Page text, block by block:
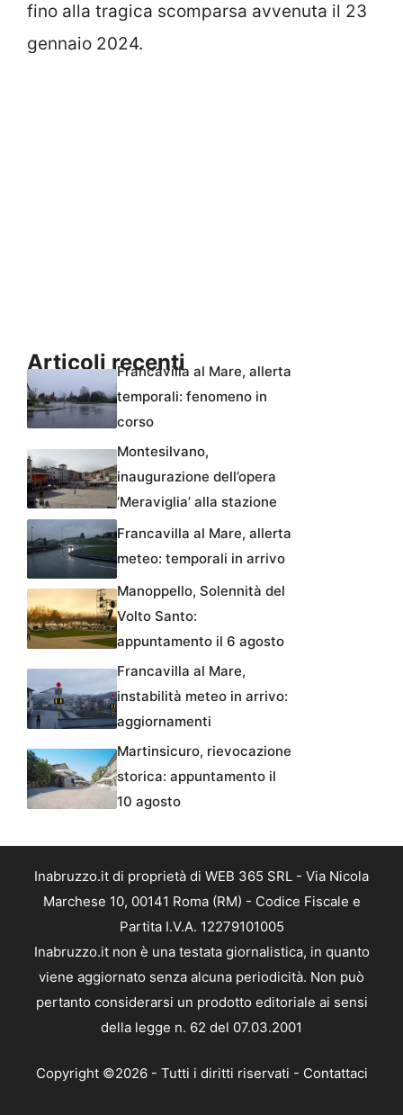
fino alla tragica scomparsa avvenuta il 23
gennaio 2024.
Articoli recentiFrancavilla al Mare, allerta
temporali: fenomeno in
corso
Montesilvano,
inaugurazione dell’opera
‘Meraviglia’ alla stazione
Francavilla al Mare, allerta
meteo: temporali in arrivo
Manoppello, Solennità del
Volto Santo:
appuntamento il 6 agosto
Francavilla al Mare,
instabilità meteo in arrivo:
aggiornamenti
Martinsicuro, rievocazione
storica: appuntamento il
10 agosto
Inabruzzo.it di proprietà di WEB 365 SRL - Via Nicola
Marchese 10, 00141 Roma (RM) - Codice Fiscale e
Partita I.V.A. 12279101005
Inabruzzo.it non è una testata giornalistica, in quanto
viene aggiornato senza alcuna periodicità. Non può
pertanto considerarsi un prodotto editoriale ai sensi
della legge n. 62 del 07.03.2001
Copyright ©2026 - Tutti i diritti riservati - Contattaci